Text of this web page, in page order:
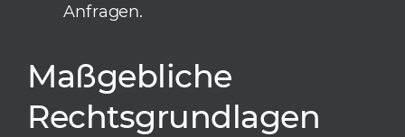
Anfragen.
Maßgebliche
Rechtsgrundlagen